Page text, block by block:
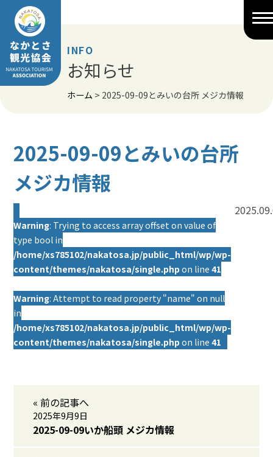
Skip
content
INFO
お知らせ
ホーム > 2025-09-09とみいの台所 メジカ情報
2025-09-09とみいの台所
メジカ情報
Warning: Trying to access array offset on value of
type bool in
/home/xs785102/nakatosa.jp/public_html/wp/wp-
content/themes/nakatosa/single.php on line41
Warning: Attempt to read property "name" on null
in
/home/xs785102/nakatosa.jp/public_html/wp/wp-
content/themes/nakatosa/single.php on line41
« 前の記事へ
2025年9月9日
2025-09-09いか船頭 メジカ情報